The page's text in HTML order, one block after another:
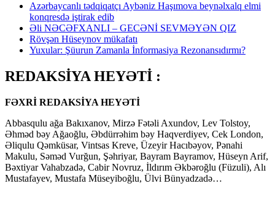
Azərbaycanlı tədqiqatçı Aybəniz Haşımova beynəlxalq elmi
konqresdə iştirak edib
Əli NƏCƏFXANLI – GECƏNİ SEVMƏYƏN QIZ
Rövşən Hüseynov mükafatı
Yuxular: Şüurun Zamanla İnformasiya Rezonansıdırmı?
REDAKSİYA HEYƏTİ :
FƏXRİ REDAKSİYA HEYƏTİ
Abbasqulu ağa Bakıxanov, Mirzə Fətəli Axundov, Lev Tolstoy,
Əhməd bəy Ağaoğlu, Əbdürrəhim bəy Haqverdiyev, Cek London,
Əliqulu Qəmküsar, Vintsas Kreve, Üzeyir Hacıbəyov, Pənahi
Makulu, Səməd Vurğun, Şəhriyar, Bayram Bayramov, Hüseyn Arif,
Bəxtiyar Vahabzadə, Cabir Novruz, İldırım Əkbəroğlu (Füzuli), Alı
Mustafayev, Mustafa Müseyiboğlu, Ülvi Bünyadzadə…